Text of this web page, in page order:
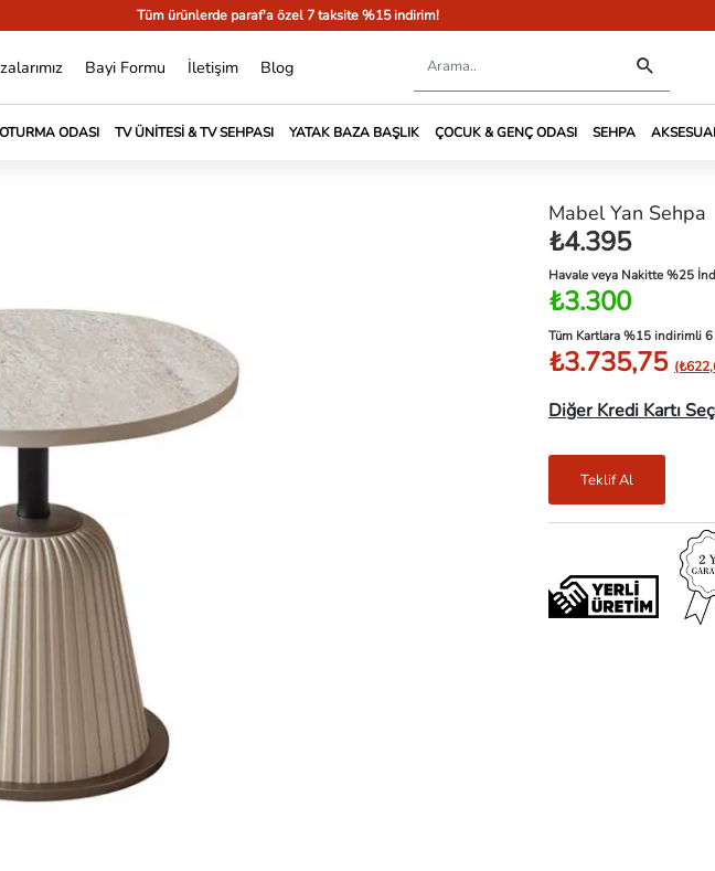
Tüm ürünlerde paraf'a özel 7 taksite %15 indirim!
Bayi Formu İletişim Blog
OTURMA ODASI TV ÜNITESI & TV SEHPASI YATAK BAZA BAŞLIK ÇOCUK & GENÇ ODASI SEHPA
Mabel Yan Sehpa
₺4.395
Havale veya Nakitte %25
₺3.300
Tüm Kartlara %15 indirimli
₺3.735,75
Diğer Kredi Kartı
Teklif Al